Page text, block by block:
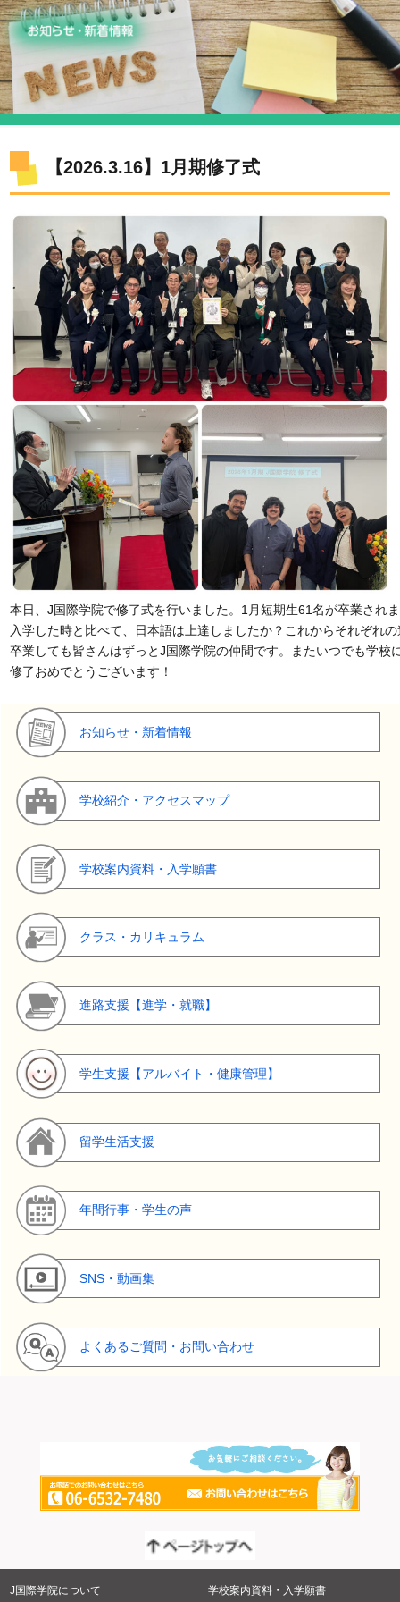
【2026.3.16】1月期修了式
本日、J国際学院で修了式を行いました。1月短期生61名が卒業され
入学した時と比べて、日本語は上達しましたか？これからそれぞれ
卒業しても皆さんはずっとJ国際学院の仲間です。またいつでも学校
修了おめでとうございます！
お知らせ・新着情報
学校紹介・アクセスマップ
学校案内資料・入学願書
クラス・カリキュラム
進路支援【進学・就職】
学生支援【アルバイト・健康管理】
留学生活支援
年間行事・学生の声
SNS・動画集
よくあるご質問・お問い合わせ
J国際学院について
学校案内資料・入学願書